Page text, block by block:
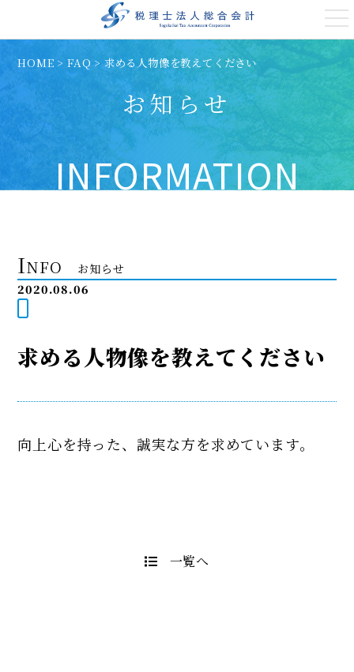
t
o
g
g
l
e
n
a
v
i
g
a
t
i
o
n
HOME>FAQ>求める人物像を教えてください
お知らせ
INFORMATION
INFO
お知らせ
2020.08.06
求める人物像を教えてください
向上心を持った、誠実な方を求めています。
一覧へ